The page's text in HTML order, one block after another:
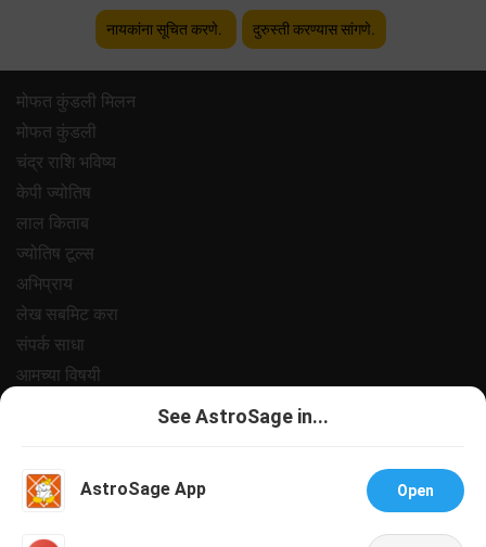
नायकांना सूचित करणे. दुरुस्ती करण्यास सांगणे.
मोफत कुंडली मिलन
मोफत कुंडली
चंद्र राशि भविष्य
केपी ज्योतिष
लाल किताब
ज्योतिष टूल्स
अभिप्राय
लेख सबमिट करा
संपर्क साधा
आमच्या विषयी
सपोर्ट
See AstroSage in...
AstroSage App Open